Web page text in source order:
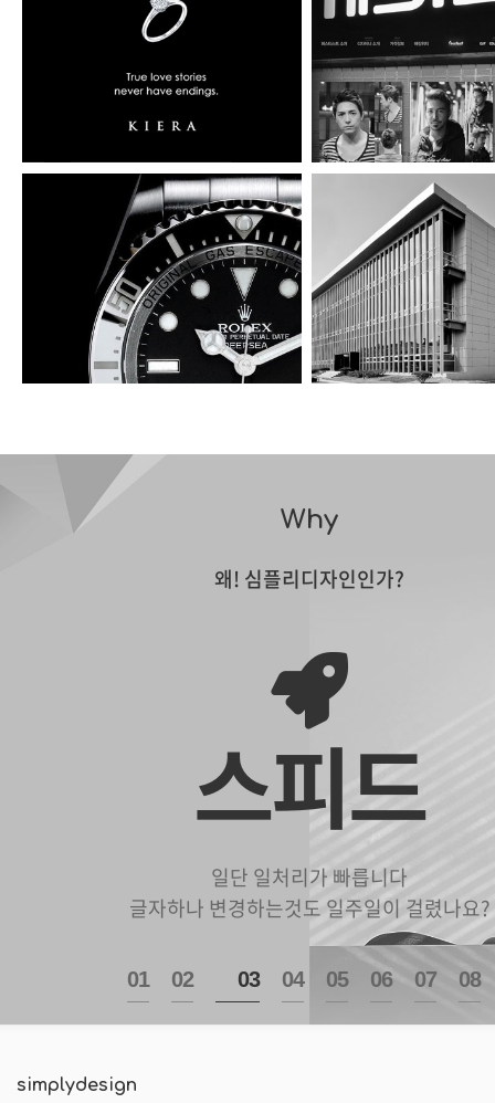
퍼스티스트
오렌지전당포 기린산업
Why
왜! 심플리디자인인가?
스피드
일단 일처리가 빠릅니다
글자하나 변경하는것도 일주일이 걸렸나요?
1 2 3 4 5 6 7 8
simplydesign